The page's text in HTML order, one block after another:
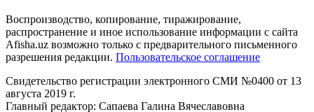
Воспроизводство, копирование, тиражирование,
распространение и иное использование информации с сайта
Afisha.uz возможно только с предварительного письменного
разрешения редакции. Пользовательское соглашение
Свидетельство регистрации электронного СМИ №0400 от 13
августа 2019 г.
Главный редактор: Сапаева Галина Вячеславовна